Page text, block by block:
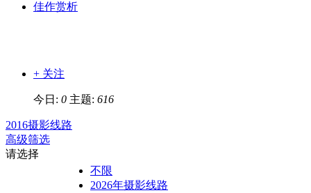
佳作赏析
+ 关注
今日: 0 主题: 616
2016摄影线路
高级筛选
请选择
不限
2026年摄影线路